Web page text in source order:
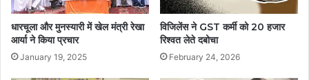
धारचूला और मुनस्यारी में खेल मंत्री रेखा
आर्या ने किया प्रचार
January 19, 2025
विजिलेंस ने GST कर्मी को 20 हजार
रिश्वत लेते दबोचा
February 24, 2026